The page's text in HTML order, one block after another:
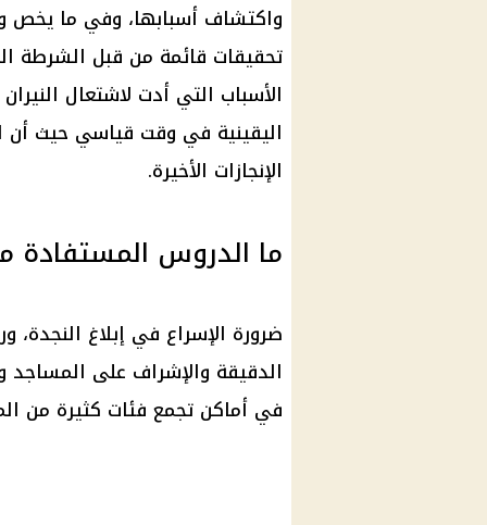
واكتشاف أسبابها، وفي ما يخص
تحقيقات قائمة من قبل الشرطة
الأسباب التي أدت لاشتعال
اليقينية في وقت قياسي حيث
الإنجازات الأخيرة.
ما الدروس
ضرورة الإسراع في إبلاغ النجدة،
الدقيقة والإشراف على
في أماكن تجمع فئات كثيرة من